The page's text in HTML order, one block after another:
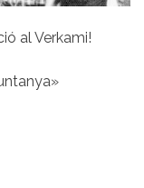
al Verkami!